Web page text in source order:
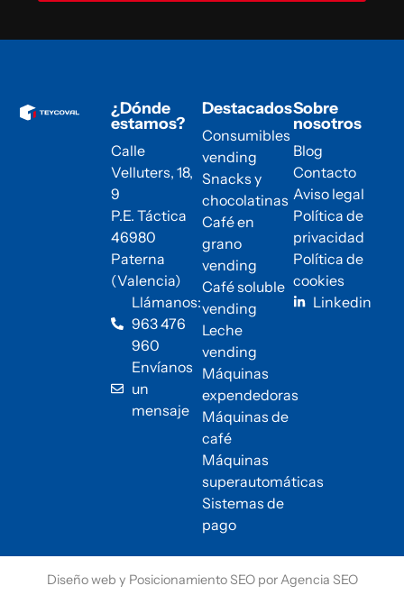
¿Dónde
estamos?
Calle
Velluters, 18,
9
P.E. Táctica
46980
Paterna
(Valencia)
Llámanos:
963 476
960
Envíanos
un
mensaje
Destacados
Consumibles
vending
Snacks y
chocolatinas
Café en
grano
vending
Café soluble
vending
Leche
vending
Máquinas
expendedoras
Máquinas de
café
Máquinas
superautomáticas
Sistemas de
pago
Sobre
nosotros
Blog
Contacto
Aviso legal
Política de
privacidad
Política de
cookies
Linkedin
Diseño web y Posicionamiento SEOpor Agencia SEO